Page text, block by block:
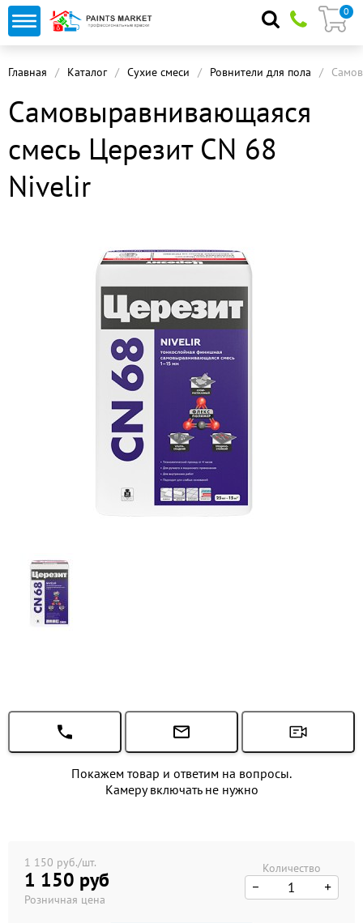
0
Главная Каталог Сухие смеси Ровнители для пола
Самовыравнивающаяся
смесь Церезит CN 68
Nivelir
Покажем товар и ответим на вопросы.
Камеру включать не нужно
1 150 руб./шт.
1 150 руб
Розничная цена
Количество